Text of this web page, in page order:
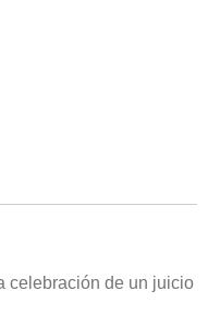
celebración de un juicio